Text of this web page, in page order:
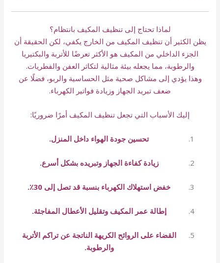
لماذا تحتاج إلى تنظيف المكيف بانتظام؟
يظن الكثير أن تنظيف المكيف من الخارج يكفي، لكن الحقيقة أن
الجزء الداخلي من المكيف هو الأكثر تعرضًا للأتربة والبكتيريا
والرطوبة، مما يجعله بيئة مثالية لتكاثر العفن والفطريات.
وهذا يؤدي إلى مشاكل صحية مثل الحساسية والربو، فضلًا عن
ضعف تبريد الجهاز وزيادة فواتير الكهرباء.
إليك الأسباب التي تجعل تنظيف المكيف أمرًا ضروريًا:
تحسين جودة الهواء داخل المنزل.
زيادة كفاءة الجهاز وتبريده بشكل أسرع.
خفض استهلاك الكهرباء بنسبة قد تصل إلى 30٪.
إطالة عمر المكيف وتقليل الأعطال المفاجئة.
القضاء على الروائح الكريهة الناتجة عن تراكم الأتربة
والرطوبة.